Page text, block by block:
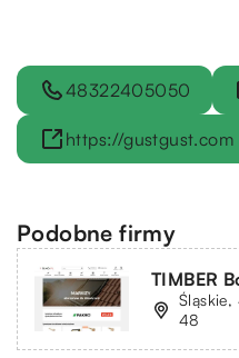
48322405050
https://gustgust.com
Podobne firmy
TIMBER
48